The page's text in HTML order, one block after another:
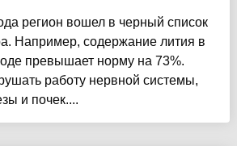
регион вошел в черный список
Например, содержание лития в
превышает норму на 73%.
работу нервной системы,
и почек....